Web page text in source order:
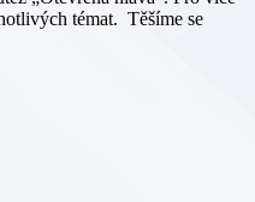
témat. Těšíme se